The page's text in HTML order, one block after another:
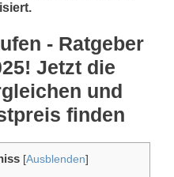
- Ratgeber
Jetzt die
und
finden
[Ausblenden]